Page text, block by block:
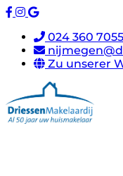
024 360 7055
Zu unserer